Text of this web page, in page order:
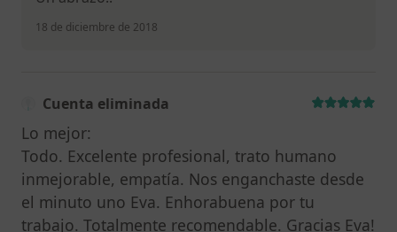
18 de diciembre de 2018
Cuenta eliminada
Lo mejor:
Todo. Excelente profesional, trato humano
inmejorable, empatía. Nos enganchaste desde
el minuto uno Eva. Enhorabuena por tu
trabajo. Totalmente recomendable. Gracias Eva!